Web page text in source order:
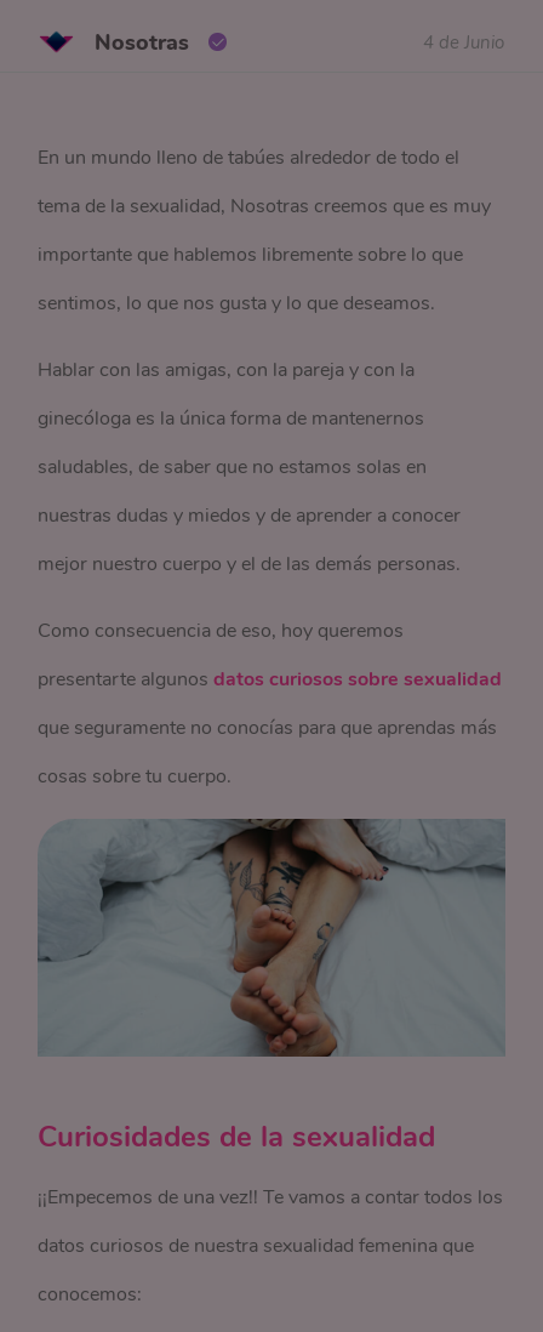
Nosotras 4 de Junio
En un mundo lleno de tabúes alrededor de todo el
tema de la sexualidad, Nosotras creemos que es muy
importante que hablemos libremente sobre lo que
sentimos, lo que nos gusta y lo que deseamos.
Hablar con las amigas, con la pareja y con la
ginecóloga es la única forma de mantenernos
saludables, de saber que no estamos solas en
nuestras dudas y miedos y de aprender a conocer
mejor nuestro cuerpo y el de las demás personas.
Como consecuencia de eso, hoy queremos
presentarte algunosdatos curiosos sobre sexualidad
que seguramente no conocías para que aprendas más
cosas sobre tu cuerpo.
Curiosidades de la sexualidad
¡¡Empecemos de una vez!! Te vamos a contar todos los
datos curiosos de nuestra sexualidad femenina que
conocemos: